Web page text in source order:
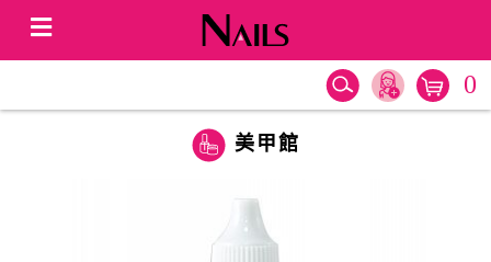
0
美甲館